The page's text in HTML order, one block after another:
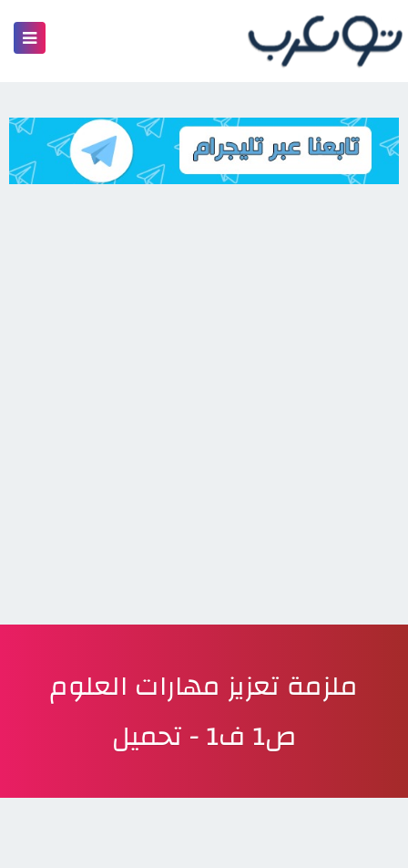
ملزمة تعزيز مهارات العلوم
ص1 ف1 - تحميل